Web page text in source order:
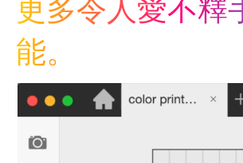
更多令人愛不釋
能。